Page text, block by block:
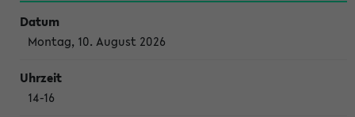
Montag, 10. August 2026
14-16